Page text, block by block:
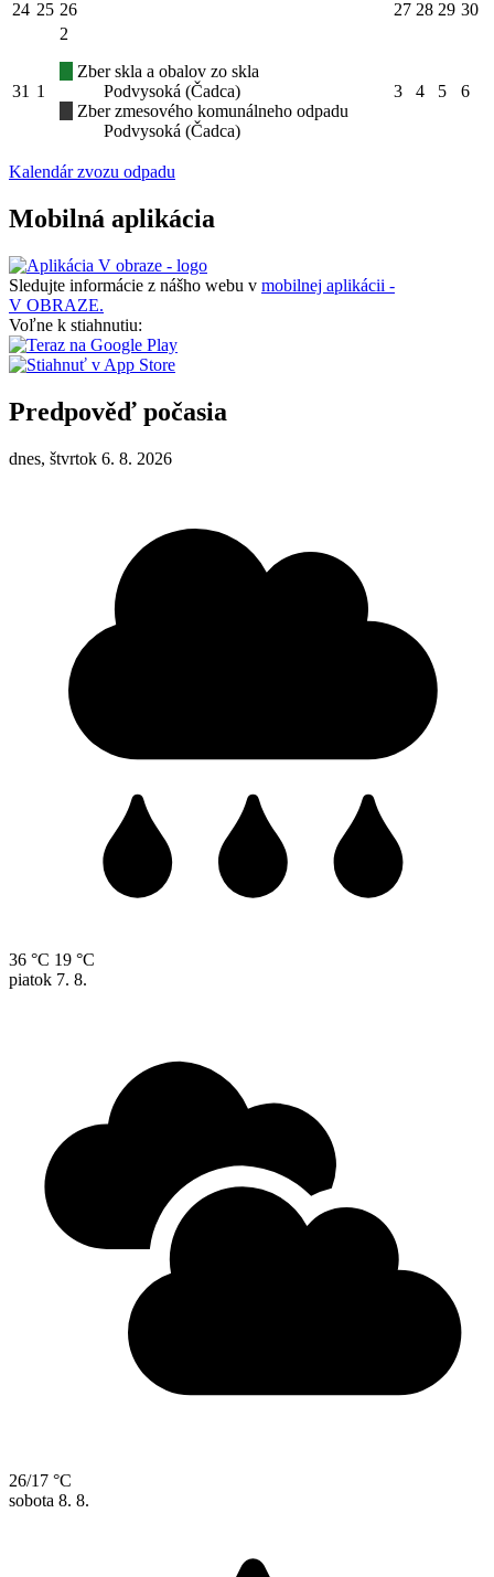
24 25 26 27 28 29 30
31 1
2
Zber skla a obalov zo skla
Podvysoká (Čadca)
Zber zmesového komunálneho odpadu
Podvysoká (Čadca)
3 4 5 6
Kalendár zvozu odpadu
Mobilná aplikácia
Sledujte informácie z nášho webu v mobilnej aplikácii -
V OBRAZE.
Voľne k stiahnutiu:
Predpověď počasia
dnes, štvrtok 6. 8. 2026
36 °C 19 °C
piatok 7. 8.
26/17 °C
sobota 8. 8.